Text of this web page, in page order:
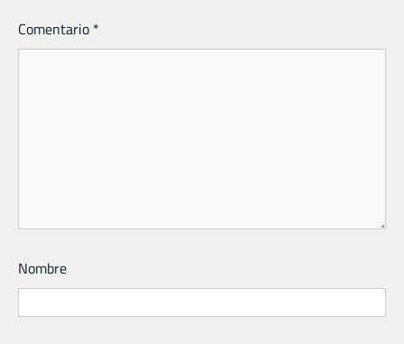
Comentario *
Nombre